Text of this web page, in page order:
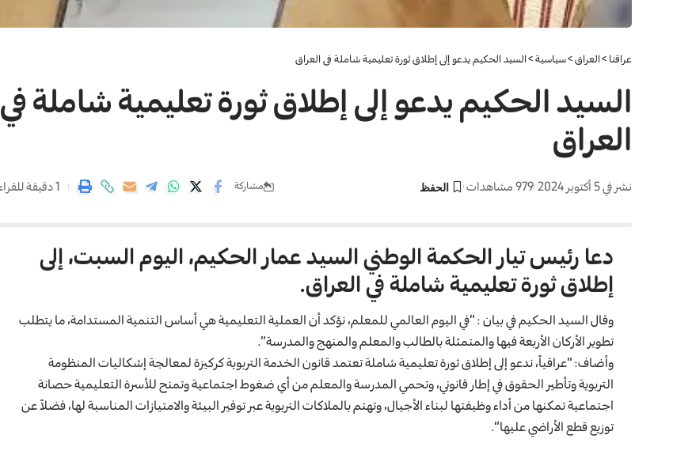
عراقنا >العراق>سياسية>السيد الحكيم يدعو إلى إطلاق ثورة تعليمية شاملة في العراق
السيد الحكيم يدعو إلى إطلاق ثورة تعليمية شاملة في
العراق
نشر في 5 أكتوبر 2024 979 مشاهدات مشاركة 1 دقيقة للقراءة
دعا رئيس تيار الحكمة الوطني السيد عمار الحكيم، اليوم السبت، إلى
إطلاق ثورة تعليمية شاملة في العراق.
وقال السيد الحكيمفي بيان : “في اليوم العالمي للمعلم، نؤكد أن العملية التعليمية هي أساس التنمية المستدامة، ما يتطلب
تطوير الأركان الأربعة فيها والمتمثلة بالطالب والمعلم والمنهج والمدرسة”.
وأضاف: “عراقياً، ندعو إلى إطلاق ثورة تعليمية شاملة تعتمد قانون الخدمة التربوية كركيزة لمعالجة إشكاليات المنظومة
التربوية وتأطير الحقوق في إطار قانوني، وتحمي المدرسة والمعلم من أي ضغوط اجتماعية وتمنح للأسرة التعليمية حصانة
اجتماعية تمكنها من أداء وظيفتها لبناء الأجيال، وتهتم بالملاكات التربوية عبر توفير البيئة والامتيازات المناسبة لها، فضلاً عن
توزيع قطع الأراضي عليها”.